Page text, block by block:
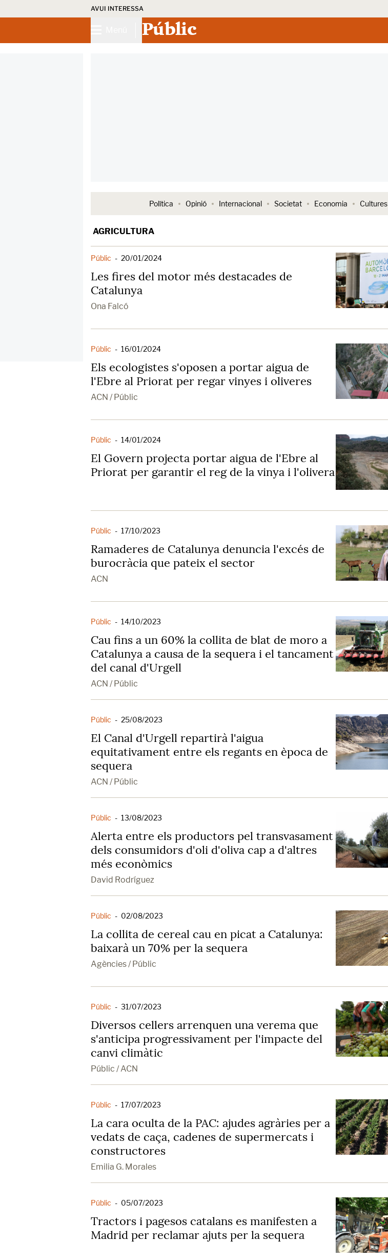
AVUI INTERESSA
Públic
Política Opinió Internacional Societat Economia Cultures
AGRICULTURA
Públic - 20/01/2024
Les fires del motor més destacades de
Catalunya
Ona Falcó
Públic - 16/01/2024
Els ecologistes s'oposen a portar aigua de
l'Ebre al Priorat per regar vinyes i oliveres
ACN / Públic
Públic - 14/01/2024
El Govern projecta portar aigua de l'Ebre al
Priorat per garantir el reg de la vinya i l'olivera
Públic - 17/10/2023
Ramaderes de Catalunya denuncia l'excés de
burocràcia que pateix el sector
ACN
Públic - 14/10/2023
Cau fins a un 60% la collita de blat de moro a
Catalunya a causa de la sequera i el tancament
del canal d'Urgell
ACN / Públic
Públic - 25/08/2023
El Canal d'Urgell repartirà l'aigua
equitativament entre els regants en època de
sequera
ACN / Públic
Públic - 13/08/2023
Alerta entre els productors pel transvasament
dels consumidors d'oli d'oliva cap a d'altres
més econòmics
David Rodríguez
Públic - 02/08/2023
La collita de cereal cau en picat a Catalunya:
baixarà un 70% per la sequera
Agències / Públic
Públic - 31/07/2023
Diversos cellers arrenquen una verema que
s'anticipa progressivament per l'impacte del
canvi climàtic
Públic / ACN
Públic - 17/07/2023
La cara oculta de la PAC: ajudes agràries per a
vedats de caça, cadenes de supermercats i
constructores
Emilia G. Morales
Públic - 05/07/2023
Tractors i pagesos catalans es manifesten a
Madrid per reclamar ajuts per la sequera